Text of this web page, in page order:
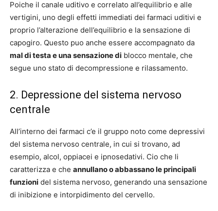
Poiche il canale uditivo e correlato all’equilibrio e alle
vertigini, uno degli effetti immediati dei farmaci uditivi e
proprio l’alterazione dell’equilibrio e la sensazione di
capogiro. Questo puo anche essere accompagnato da
mal di testa e una sensazione di blocco mentale, che
segue uno stato di decompressione e rilassamento.
2. Depressione del sistema nervoso
centrale
All’interno dei farmaci c’e il gruppo noto come depressivi
del sistema nervoso centrale, in cui si trovano, ad
esempio, alcol, oppiacei e ipnosedativi. Cio che li
caratterizza e che annullano o abbassano le principali
funzioni del sistema nervoso, generando una sensazione
di inibizione e intorpidimento del cervello.